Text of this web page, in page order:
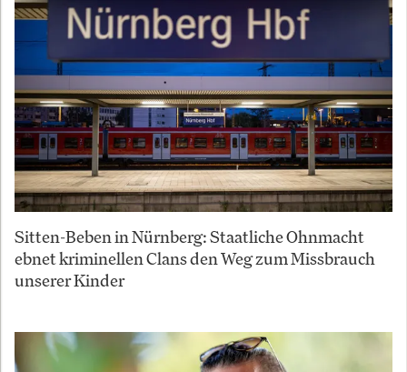
Sitten-Beben in Nürnberg: Staatliche Ohnmacht
ebnet kriminellen Clans den Weg zum Missbrauch
unserer Kinder